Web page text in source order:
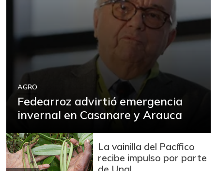
AGRO
Fedearroz advirtió emergencia
invernal en Casanare y Arauca
La vainilla del Pacífico
recibe impulso por parte